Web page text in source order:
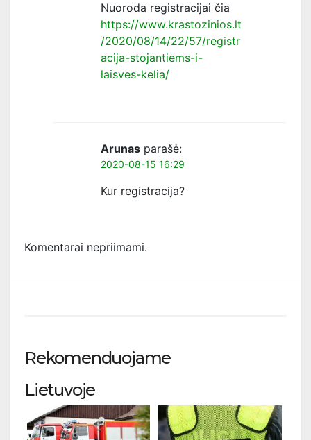
Nuoroda registracijai čia
https://www.krastozinios.lt
/2020/08/14/22/57/registr
acija-stojantiems-i-
laisves-kelia/
Arunas parašė:
2020-08-15 16:29
Kur registracija?
Komentarai nepriimami.
Rekomenduojame
Lietuvoje